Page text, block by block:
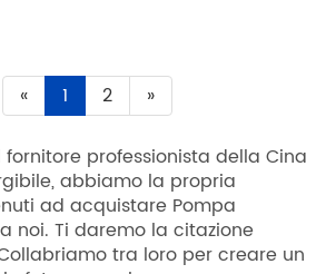
« 1 2 »
professionista della Cina
abbiamo la propria
ad acquistare Pompa
noi. Ti daremo la citazione
tra loro per creare un